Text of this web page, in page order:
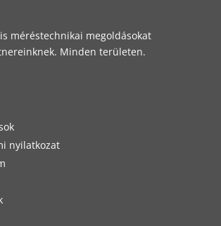
méréstechnikai megoldásokat
Minden területen.
nyilatkozat